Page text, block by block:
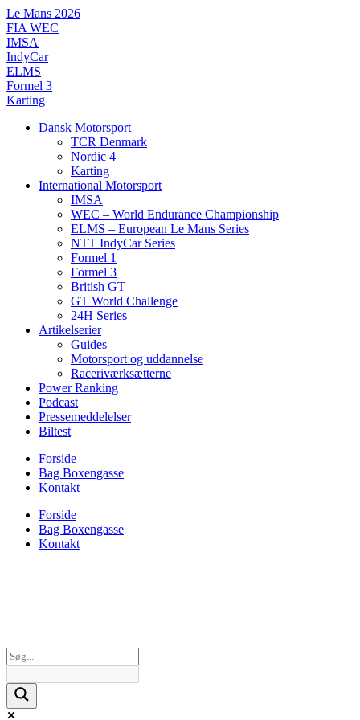
Videre
til
indhold
Le Mans 2026
FIA WEC
IMSA
IndyCar
ELMS
Formel 3
Karting
Dansk Motorsport
TCR Denmark
Nordic 4
Karting
International Motorsport
IMSA
WEC – World Endurance Championship
ELMS – European Le Mans Series
NTT IndyCar Series
Formel 1
Formel 3
British GT
GT World Challenge
24H Series
Artikelserier
Guides
Motorsport og uddannelse
Raceriværksætterne
Power Ranking
Podcast
Pressemeddelelser
Biltest
Forside
Bag Boxengasse
Kontakt
Forside
Bag Boxengasse
Kontakt